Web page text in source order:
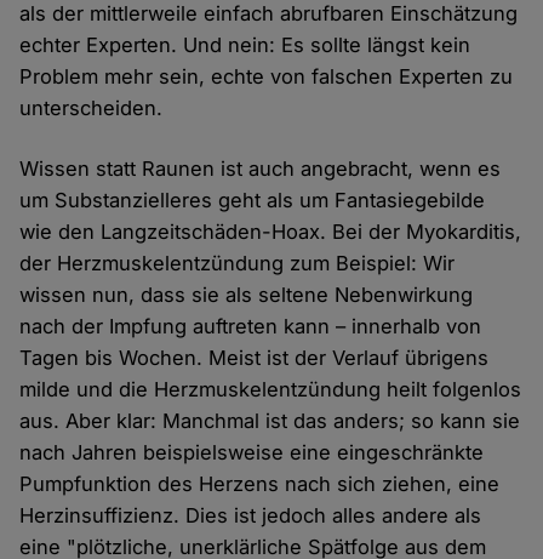
als der mittlerweile einfach abrufbaren Einschätzung
echter Experten. Und nein: Es sollte längst kein
Problem mehr sein, echte von falschen Experten zu
unterscheiden.
Wissen statt Raunen ist auch angebracht, wenn es
um Substanzielleres geht als um Fantasiegebilde
wie den Langzeitschäden-Hoax. Bei der Myokarditis,
der Herzmuskelentzündung zum Beispiel: Wir
wissen nun, dass sie als seltene Nebenwirkung
nach der Impfung auftreten kann – innerhalb von
Tagen bis Wochen. Meist ist der Verlauf übrigens
milde und die Herzmuskelentzündung heilt folgenlos
aus. Aber klar: Manchmal ist das anders; so kann sie
nach Jahren beispielsweise eine eingeschränkte
Pumpfunktion des Herzens nach sich ziehen, eine
Herzinsuffizienz. Dies ist jedoch alles andere als
eine "plötzliche, unerklärliche Spätfolge aus dem